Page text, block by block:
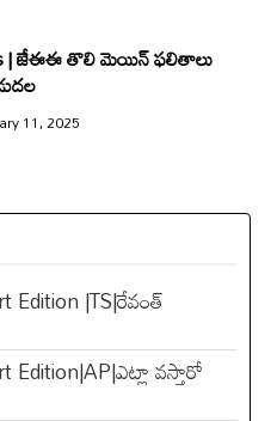
| జేఈఈ తొలి మెయిన్ ఫలితాలు
11, 2025
Edition |TS|రేవంత్​
Edition|AP|ఎట్లా వస్తారో